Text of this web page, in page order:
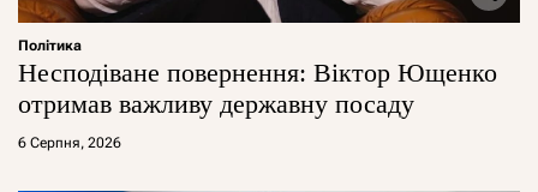
Політика
Несподіване повернення: Віктор Ющенко
отримав важливу державну посаду
6 Серпня, 2026